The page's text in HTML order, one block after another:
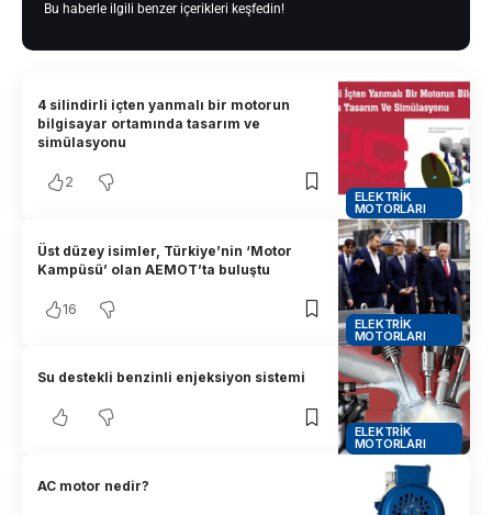
Bu haberle ilgili benzer içerikleri keşfedin!
ELEKTRIK
MOTORLARI
4 silindirli içten yanmalı bir motorun
bilgisayar ortamında tasarım ve
simülasyonu
2
ELEKTRIK
MOTORLARI
Üst düzey isimler, Türkiye’nin ‘Motor
Kampüsü’ olan AEMOT’ta buluştu
16
ELEKTRIK
MOTORLARI
Su destekli benzinli enjeksiyon sistemi
AC motor nedir?